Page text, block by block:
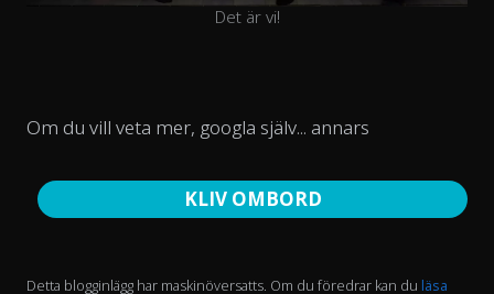
Det är vi!
Om du vill veta mer, googla själv... annars
KLIV OMBORD
Detta blogginlägg har maskinöversatts. Om du föredrar kan du läsa